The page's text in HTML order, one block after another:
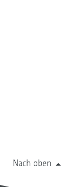
Nach oben